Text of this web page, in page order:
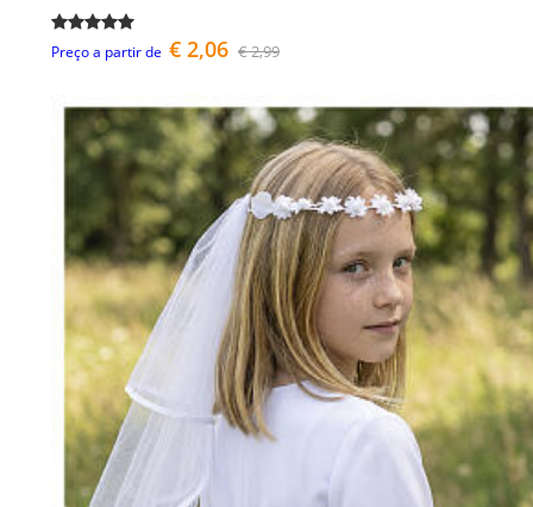
Preço a partir de € 2,06 € 2,99